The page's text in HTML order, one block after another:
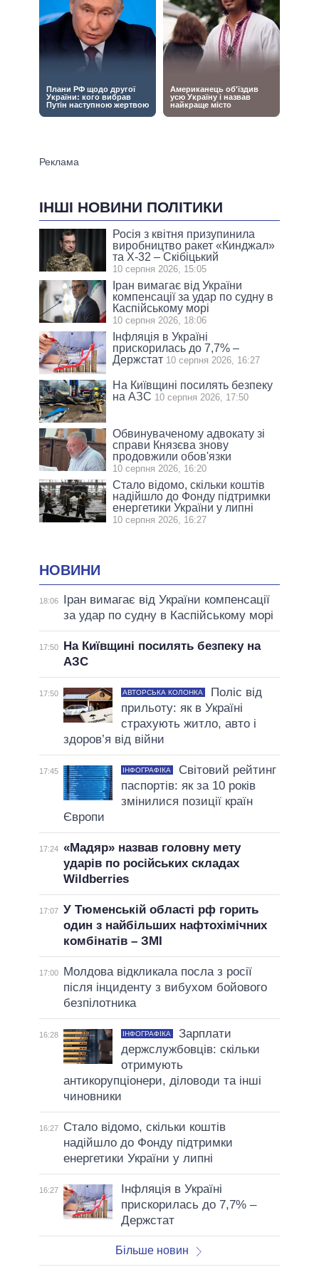
ІНШІ НОВИНИ ПОЛІТИКИ
Росія з квітня призупинила
виробництво ракет «Кинджал»
та Х-32 – Скібіцький
10 серпня 2026, 15:05
Іран вимагає від України
компенсації за удар по судну в
Каспійському морі
10 серпня 2026, 18:06
Інфляція в Україні
прискорилась до 7,7% –
Держстат 10 серпня 2026, 16:27
На Київщині посилять безпеку
на АЗС 10 серпня 2026, 17:50
Обвинуваченому адвокату зі
справи Князєва знову
продовжили обов'язки
10 серпня 2026, 16:20
Стало відомо, скільки коштів
надійшло до Фонду підтримки
енергетики України у липні
10 серпня 2026, 16:27
НОВИНИ
18:06
Іран вимагає від України компенсації
за удар по судну в Каспійському морі
17:50
На Київщині посилять безпеку на
АЗС
17:50 АВТОРСЬКА КОЛОНКА
Поліс від
прильоту: як в Україні
страхують житло, авто і
здоров’я від війни
17:45 ІНФОГРАФІКА
Світовий рейтинг
паспортів: як за 10 років
змінилися позиції країн
Європи
17:24 «Мадяр» назвав головну мету
ударів по російських складах
Wildberries
17:07 У Тюменській області рф горить
один з найбільших нафтохімічних
комбінатів – ЗМІ
17:00
Молдова відкликала посла з росії
після інциденту з вибухом бойового
безпілотника
16:28 ІНФОГРАФІКА
Зарплати
держслужбовців: скільки
отримують
антикорупціонери, діловоди та інші
чиновники
16:27
Стало відомо, скільки коштів
надійшло до Фонду підтримки
енергетики України у липні
16:27
Інфляція в Україні
прискорилась до 7,7% –
Держстат
Більше новин